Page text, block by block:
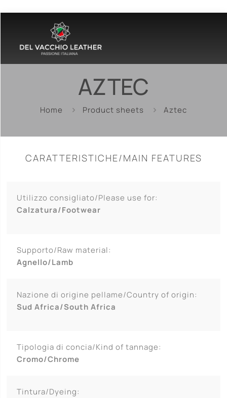
AZTEC
Home Product sheets Aztec
CARATTERISTICHE/MAIN FEATURES
Utilizzo consigliato/Please use for:
Calzatura/Footwear
Supporto/Raw material:
Agnello/Lamb
Nazione di origine pellame/Country of origin:
Sud Africa/South Africa
Tipologia di concia/Kind of tannage:
Cromo/Chrome
Tintura/Dyeing: